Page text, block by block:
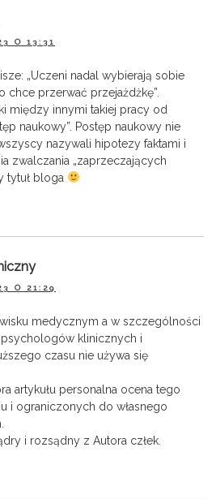
O 13:31
„Uczeni nadal wybierają sobie
chce przerwać przejażdżkę”.
między innymi takiej pracy od
naukowy”. Postęp naukowy nie
nazywali hipotezy faktami i
zwalczania „zaprzeczających
tytuł bloga
O 21:29
medycznym a w szczególności
klinicznych i
czasu nie używa się
artykułu personalna ocena tego
i ograniczonych do własnego
i rozsądny z Autora człek.